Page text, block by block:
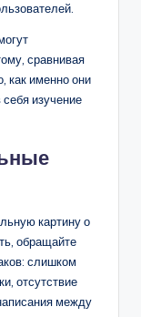
сравнивая
как именно они
изучение
картину о
обращайте
слишком
отсутствие
между